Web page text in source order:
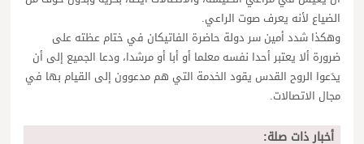
الضياع لأنه يعرف صوت الراعي.
وهكذا شدد أمين سر دولة حاضرة الفاتيكان في ختام عظته على
ضرورة ألا يعتبر أحدا نفسه معلما أو أبا أو مرشدا، ودعا الجميع إلى أن
يدَعوا الروح القدس يقود الخدمة التي هم مدعوون إلى القيام بها في
مجال الاتصالات.
أخبار ذات صلة: